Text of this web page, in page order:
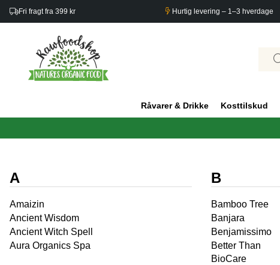
Fri fragt fra 399 kr Hurtig levering – 1–3 hverdage
Råvarer & Drikke Kosttilskud
A
Amaizin
Ancient Wisdom
Ancient Witch Spell
Aura Organics Spa
B
Bamboo Tree
Banjara
Benjamissimo
Better Than
BioCare